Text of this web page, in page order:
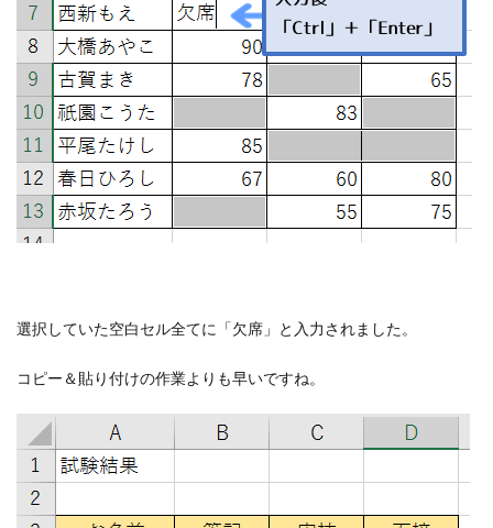
選択していた空白セル全てに「欠席」と入力されました。
コピー＆貼り付けの作業よりも早いですね。